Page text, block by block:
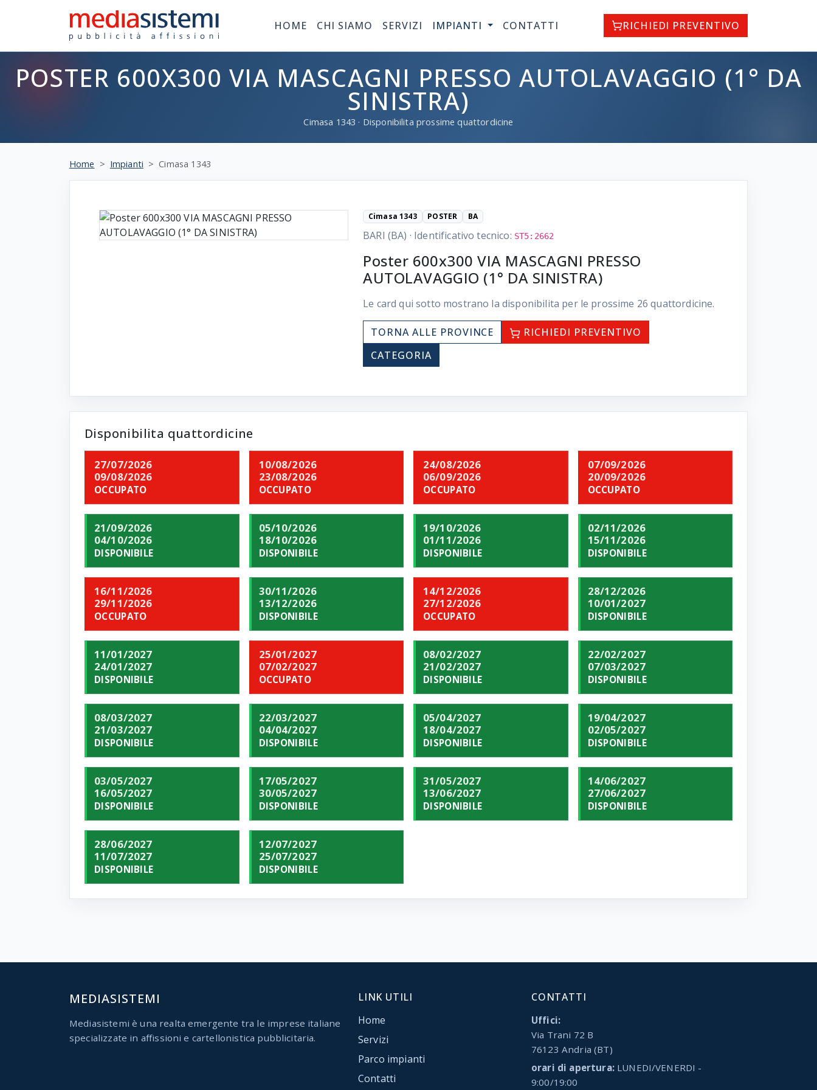
HOME CHI SIAMO SERVIZI IMPIANTI CONTATTI RICHIEDI PREVENTIVO
POSTER 600X300 VIA MASCAGNI PRESSO AUTOLAVAGGIO (1° DA
SINISTRA)
Cimasa 1343 · Disponibilita prossime quattordicine
Home Impianti Cimasa 1343
Cimasa 1343 POSTER BA
BARI (BA) · Identificativo tecnico: ST5:2662
Poster 600x300 VIA MASCAGNI PRESSO
AUTOLAVAGGIO (1° DA SINISTRA)
Le card qui sotto mostrano la disponibilita per le prossime 26 quattordicine.
TORNA ALLE PROVINCE
RICHIEDI PREVENTIVO
CATEGORIA
Disponibilita quattordicine
27/07/2026
09/08/2026
OCCUPATO
10/08/2026
23/08/2026
OCCUPATO
24/08/2026
06/09/2026
OCCUPATO
07/09/2026
20/09/2026
OCCUPATO
21/09/2026
04/10/2026
DISPONIBILE
05/10/2026
18/10/2026
DISPONIBILE
19/10/2026
01/11/2026
DISPONIBILE
02/11/2026
15/11/2026
DISPONIBILE
16/11/2026
29/11/2026
OCCUPATO
30/11/2026
13/12/2026
DISPONIBILE
14/12/2026
27/12/2026
OCCUPATO
28/12/2026
10/01/2027
DISPONIBILE
11/01/2027
24/01/2027
DISPONIBILE
25/01/2027
07/02/2027
OCCUPATO
08/02/2027
21/02/2027
DISPONIBILE
22/02/2027
07/03/2027
DISPONIBILE
08/03/2027
21/03/2027
DISPONIBILE
22/03/2027
04/04/2027
DISPONIBILE
05/04/2027
18/04/2027
DISPONIBILE
19/04/2027
02/05/2027
DISPONIBILE
03/05/2027
16/05/2027
DISPONIBILE
17/05/2027
30/05/2027
DISPONIBILE
31/05/2027
13/06/2027
DISPONIBILE
14/06/2027
27/06/2027
DISPONIBILE
28/06/2027
11/07/2027
DISPONIBILE
12/07/2027
25/07/2027
DISPONIBILE
MEDIASISTEMI
Mediasistemi è una realta emergente tra le imprese italiane
specializzate in affissioni e cartellonistica pubblicitaria.
LINK UTILI
Home
Servizi
Parco impianti
Contatti
CONTATTI
Uffici:
Via Trani 72 B
76123 Andria (BT)
orari di apertura:LUNEDI/VENERDI -
9:00/19:00